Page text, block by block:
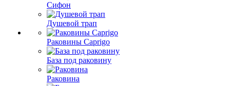
Сифон
Душевой трап
Раковины Caprigo
База под раковину
Раковина